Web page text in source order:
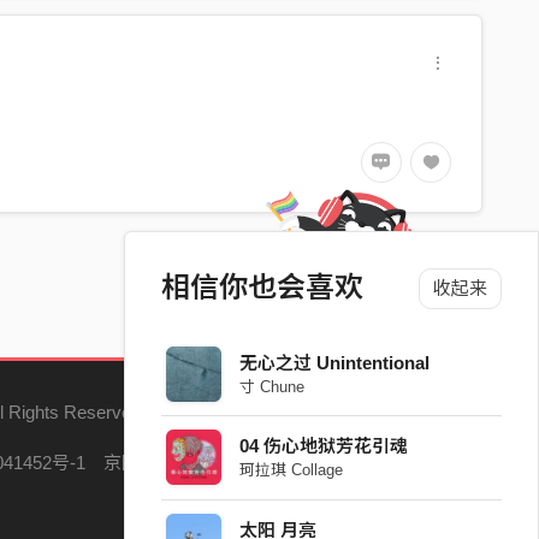
相信你也会喜欢 收起来
无心之过 Unintentional
寸 Chune
04 伤心地狱芳花引魂
珂拉琪 Collage
太阳 月亮
Reserved.
号-1 京网文（2023）5121-147号